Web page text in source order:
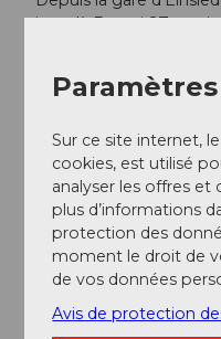
jusqu'à Brunni SZ,
Depuis Oberiberg,
Informations
Région des Mythen
Téléphérique Holzegg
Sur ce site internet,
cookies, est utilisé
analyser les offres et
plus d’informations
protection des
moment le droit de
de vos données
Avis de protection